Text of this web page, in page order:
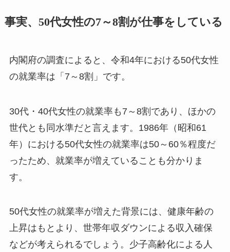
事実、50代女性の7～8割が仕事をしている
内閣府の調査によると、令和4年における50代女性
の就業率は「7～8割」です。
30代・40代女性の就業率も7～8割であり、ほかの
世代とも同水準だと言えます。1986年（昭和61
年）における50代女性の就業率は50～60％程度だ
ったため、就業率が増えていることも分かりま
す。
50代女性の就業率が増えた背景には、健康年齢の
上昇はもとより、世帯年収ダウンによる収入確保
などが考えられるでしょう。少子高齢化による人